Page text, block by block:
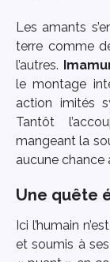
Les amants
terre comme
l’autres.
le montage
action imités
Tantôt
mangeant la
aucune chance
Une quête
Ici l’humain
et soumis à